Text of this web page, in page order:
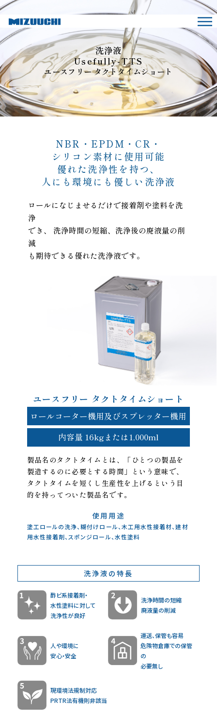
洗浄液
Usefully-TTS
ユースフリー タクトタイムショート
NBR・EPDM・CR・
シリコン素材に使用可能
優れた洗浄性を持つ、
人にも環境にも優しい洗浄液
ロールになじませるだけで接着剤や塗料を洗
浄
でき、
洗浄時間の短縮、洗浄後の廃液量の削
減
も期待できる優れた洗浄液です。
ユースフリー タクトタイムショート
ロールコーター機用及びスプレッター機用
内容量 16kgまたは1,000ml
製品名のタクトタイムとは、「ひとつの製品を
製造するのに必要とする時間」という意味で、
タクトタイムを短くし生産性を上げるという目
的を持ってついた製品名です。
使用用途
塗工ロールの洗浄、糊付けロール、木工用水性接着材、建材
用水性接着剤、スポンジロール、水性塗料
洗浄液の特長
酢ビ系接着剤・
水性塗料に対して
洗浄性が良好
洗浄時間の短縮
廃液量の削減
人や環境に
安心・安全
運送、保管も容易
危険物倉庫での保管
の
必要無し
現環境法規制対応
PRTR法有機則非該当